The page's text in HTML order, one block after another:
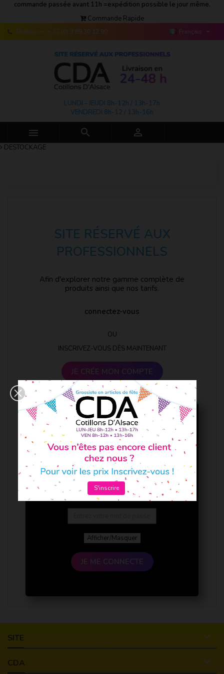
commande passée avant 11h =expédition possible le jour même.
Commande Rapide
Téléphone: + 33 (0) 3 89 30 12 90 Français 
LUNDI - JEUDI 8h-12h / 13h-17h
VENDREDI 8h-12 / 13h-16h
  
DESTOCKAGE
SITE RÉSERVÉ AUX
PROFESSIONNELS
Afin d'explorer notre gamme complète de
produits ainsi que nos tarifs.
connectez-vous
OU
INSCRIVEZ-VOUS DÈS MAINTENANT
JE CRÉE MON COMPTE
Afficher/Masquer
JE ME CONNECTE
SITE 
CDA 
S'inscrire